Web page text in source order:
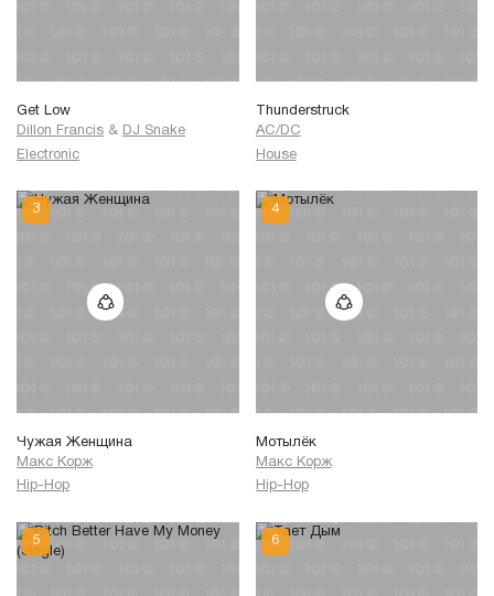
Get Low
Dillon Francis & DJ Snake
Electronic
Thunderstruck
AC/DC
House
Чужая Женщина
Макс Корж
Hip-Hop
Мотылёк
Макс Корж
Hip-Hop